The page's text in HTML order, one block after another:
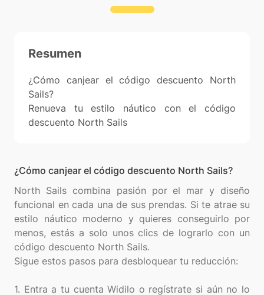
Resumen
¿Cómo canjear el código descuento North
Sails?
Renueva tu estilo náutico con el código
descuento North Sails
¿Cómo canjear el código descuento North Sails?
North Sails combina pasión por el mar y diseño
funcional en cada una de sus prendas. Si te atrae su
estilo náutico moderno y quieres conseguirlo por
menos, estás a solo unos clics de lograrlo con un
código descuento North Sails.
Sigue estos pasos para desbloquear tu reducción:
1. Entra a tu cuenta Widilo o regístrate si aún no lo